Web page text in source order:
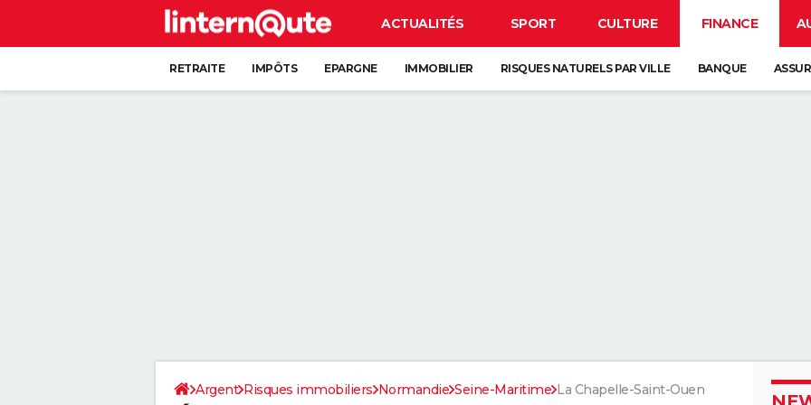
ACTUALITÉS SPORT CULTURE FINANCE
RETRAITE IMPÔTS EPARGNE IMMOBILIER RISQUES NATURELS PAR VILLE BANQUE
Argent Risques immobiliers Normandie Seine-Maritime La Chapelle-Saint-Ouen